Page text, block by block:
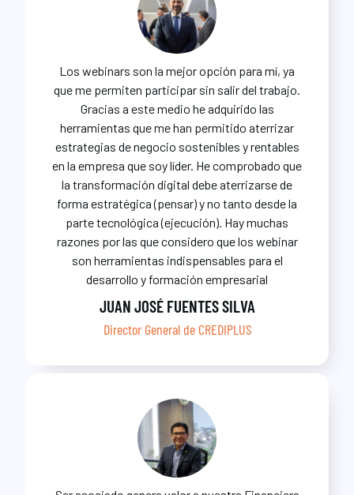
Los webinars son la mejor opción para mí, ya
que me permiten participar sin salir del trabajo.
Gracias a este medio he adquirido las
herramientas que me han permitido aterrizar
estrategias de negocio sostenibles y rentables
en la empresa que soy líder. He comprobado que
la transformación digital debe aterrizarse de
forma estratégica (pensar) y no tanto desde la
parte tecnológica (ejecución). Hay muchas
razones por las que considero que los webinar
son herramientas indispensables para el
desarrollo y formación empresarial
JUAN JOSÉ FUENTES SILVA
Director General de CREDIPLUS